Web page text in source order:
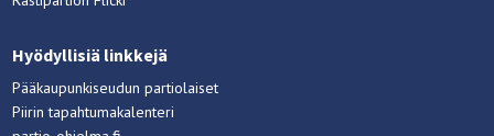
Hyödyllisiä linkkejä
Pääkaupunkiseudun partiolaiset
Piirin tapahtumakalenteri